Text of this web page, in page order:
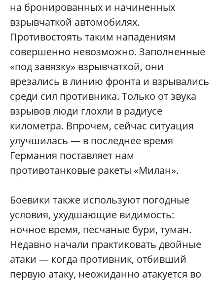
на бронированных и начиненных
взрывчаткой автомобилях.
Противостоять таким нападениям
совершенно невозможно. Заполненные
«под завязку» взрывчаткой, они
врезались в линию фронта и взрывались
среди сил противника. Только от звука
взрывов люди глохли в радиусе
километра. Впрочем, сейчас ситуация
улучшилась — в последнее время
Германия поставляет нам
противотанковые ракеты «Милан».
Боевики также используют погодные
условия, ухудшающие видимость:
ночное время, песчаные бури, туман.
Недавно начали практиковать двойные
атаки — когда противник, отбивший
первую атаку, неожиданно атакуется во